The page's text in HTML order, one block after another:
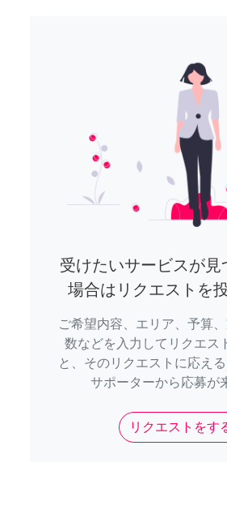
受けたいサービスが見
場合はリクエストを
ご希望内容、エリア、予算
数などを入力してリクエス
と、そのリクエストに応え
サポーターから応募が
リクエストをす